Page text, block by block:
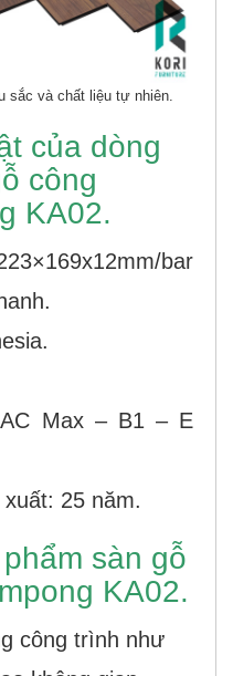
sắc và chất liệu tự nhiên.
của dòng
công
KA02.
bar
Max – B1 – E
25 năm.
sàn gỗ
KA02.
công trình như